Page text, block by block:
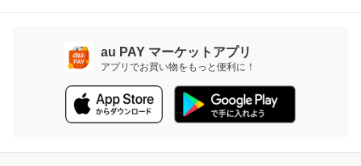
au PAY マーケットアプリ
アプリでお買い物をもっと便利に！